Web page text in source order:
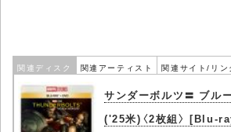
関連ディスク 関連アーティスト 関連サイト/リン
サンダーボルツ〓 ブル
('25米)〈2枚組〉 [Blu-